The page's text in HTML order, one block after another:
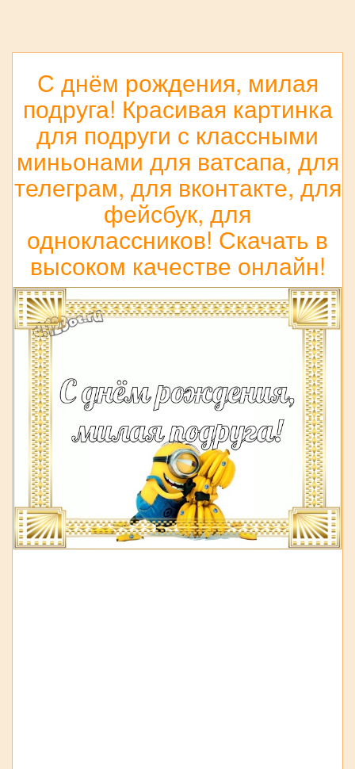
С днём рождения, милая
подруга! Красивая картинка
для подруги с классными
миньонами для ватсапа, для
телеграм, для вконтакте, для
фейсбук, для
одноклассников! Скачать в
высоком качестве онлайн!